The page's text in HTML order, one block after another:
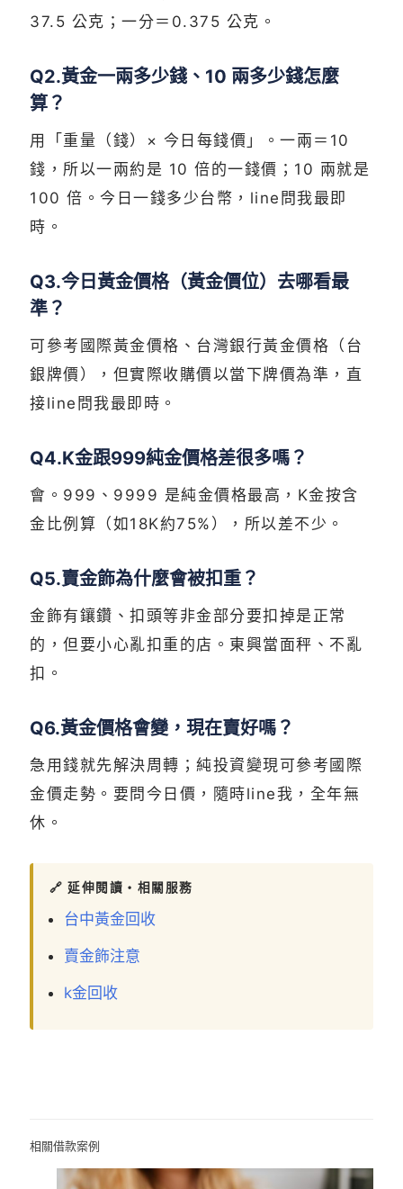
37.5 公克；一分＝0.375 公克。
Q2.黃金一兩多少錢、10 兩多少錢怎麼
算？
用「重量（錢）× 今日每錢價」。一兩＝10
錢，所以一兩約是 10 倍的一錢價；10 兩就是
100 倍。今日一錢多少台幣，line問我最即
時。
Q3.今日黃金價格（黃金價位）去哪看最
準？
可參考國際黃金價格、台灣銀行黃金價格（台
銀牌價），但實際收購價以當下牌價為準，直
接line問我最即時。
Q4.K金跟999純金價格差很多嗎？
會。999、9999 是純金價格最高，K金按含
金比例算（如18K約75%），所以差不少。
Q5.賣金飾為什麼會被扣重？
金飾有鑲鑽、扣頭等非金部分要扣掉是正常
的，但要小心亂扣重的店。東興當面秤、不亂
扣。
Q6.黃金價格會變，現在賣好嗎？
急用錢就先解決周轉；純投資變現可參考國際
金價走勢。要問今日價，隨時line我，全年無
休。
🔗 延伸閱讀・相關服務
台中黃金回收
賣金飾注意
k金回收
相關借款案例